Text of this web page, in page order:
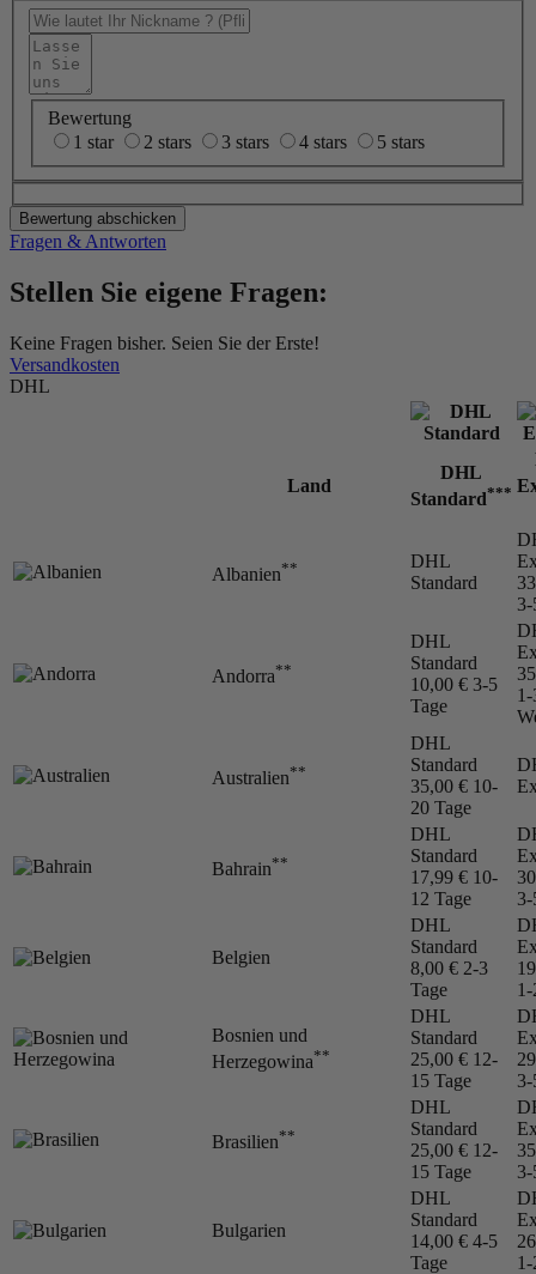
Bewertung
1 star
2 stars 3 stars 4 stars 5 stars
Bewertung abschicken
Fragen & Antworten
Stellen Sie eigene Fragen:
Keine Fragen bisher. Seien Sie der Erste!
Versandkosten
DHL
Land
DHL
Standard***
Albanien**
DHL
Standard
3-
Andorra**
DHL
Standard
10,00 € 3-5
Tage
1-
Australien**
DHL
Standard
35,00 € 10-
20 Tage
Bahrain**
DHL
Standard
17,99 € 10-
12 Tage
3-
Belgien
DHL
Standard
8,00 € 2-3
Tage
1-
Bosnien und
Herzegowina**
DHL
Standard
25,00 € 12-
15 Tage
3-
Brasilien**
DHL
Standard
25,00 € 12-
15 Tage
3-
Bulgarien
DHL
Standard
14,00 € 4-5
Tage
1-